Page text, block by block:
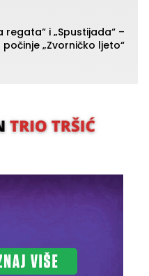
regata“ i „Spustijada“ –
„Zvorničko ljeto“